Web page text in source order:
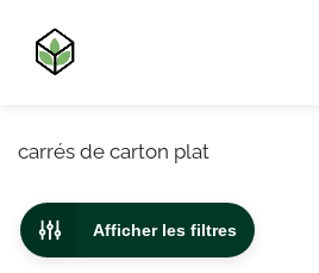
carrés de carton plat
Afficher les filtres